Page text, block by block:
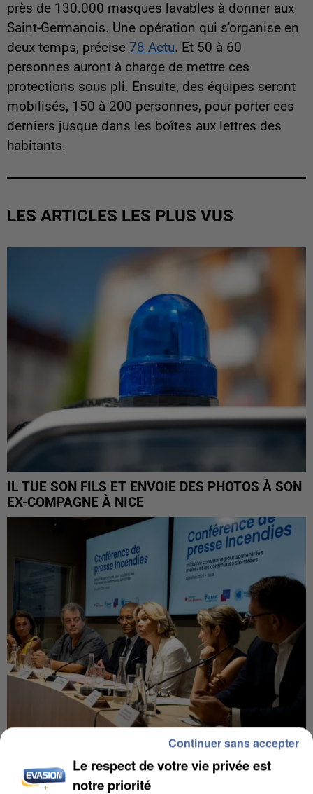
près de 130.000 masques lavables à donner aux
Saint-Germanois. Une opération qui s'organise en
deux temps, précise 78 Actu. Et 50 à 60
personnes auront à charge de mettre ces
protections sous pli. Ensuite, des équipes seront
mobilisés, 150 à 200 personnes, pour porter ces
derniers jusque dans les boîtes aux lettres des
habitants.
LES ARTICLES LES PLUS VUS
IL TUE SON FILS ET ENVOIE DES PHOTOS À SON
EX-COMPAGNE À NICE
INCENDIES : L’ÎLE-DE-FRANCE LANCE UN ÉLAN
DE SOLIDARITÉ AVEC LES...
Le respect de votre vie privée est
notre priorité
Continuer sans accepter